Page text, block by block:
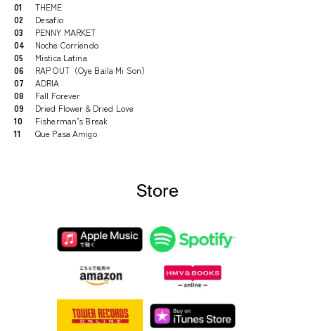
01
THEME
02
Desafio
03
PENNY MARKET
04
Noche Corriendo
05
Mistica Latina
06
RAP OUT（Oye Baila Mi Son）
07
ADRIA
08
Fall Forever
09
Dried Flower & Dried Love
10
Fisherman’s Break
11
Que Pasa Amigo
Store